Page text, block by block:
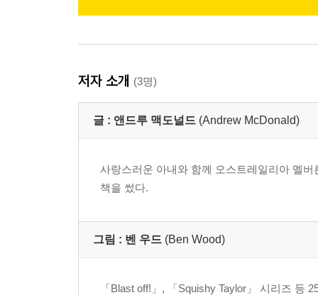
저자 소개 (3명)
글 : 앤드루 맥도널드 (Andrew McDonald)
사랑스러운 아내와 함께 오스트레일리아 멜
책을 썼다.
그림 : 벤 우드 (Ben Wood)
「Blast off!」, 「Squishy Taylor」 시리즈 등